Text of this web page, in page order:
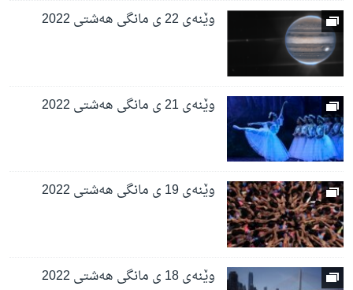
وێنەی 22 ی مانگی هەشتی 2022
وێنەی 21 ی مانگی هەشتی 2022
وێنەی 19 ی مانگی هەشتی 2022
وێنەی 18 ی مانگی هەشتی 2022